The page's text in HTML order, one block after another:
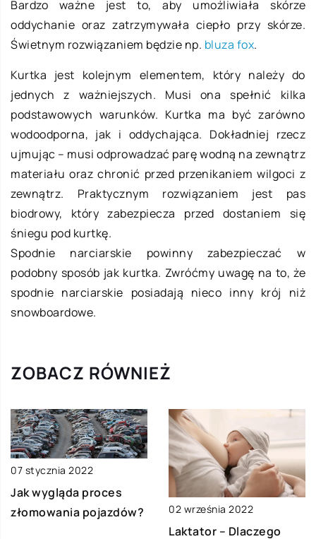
Bardzo ważne jest to, aby umożliwiała skórze
oddychanie oraz zatrzymywała ciepło przy skórze.
Świetnym rozwiązaniem będzie np. bluza fox.
Kurtka jest kolejnym elementem, który należy do
jednych z ważniejszych. Musi ona spełnić kilka
podstawowych warunków. Kurtka ma być zarówno
wodoodporna, jak i oddychająca. Dokładniej rzecz
ujmując – musi odprowadzać parę wodną na zewnątrz
materiału oraz chronić przed przenikaniem wilgoci z
zewnątrz. Praktycznym rozwiązaniem jest pas
biodrowy, który zabezpiecza przed dostaniem się
śniegu pod kurtkę.
Spodnie narciarskie powinny zabezpieczać w
podobny sposób jak kurtka. Zwróćmy uwagę na to, że
spodnie narciarskie posiadają nieco inny krój niż
snowboardowe.
ZOBACZ RÓWNIEŻ
07 stycznia 2022
Jak wygląda proces
złomowania pojazdów?
02 września 2022
Laktator – Dlaczego